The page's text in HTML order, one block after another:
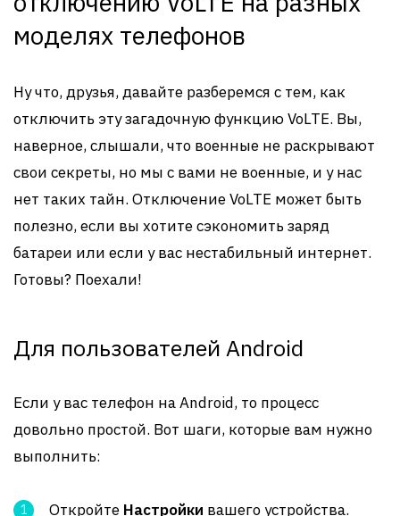
моделях телефонов
Ну что, друзья, давайте разберемся с тем, как
отключить эту загадочную функцию VoLTE. Вы,
наверное, слышали, что военные не раскрывают
свои секреты, но мы с вами не военные, и у нас
нет таких тайн. Отключение VoLTE может быть
полезно, если вы хотите сэкономить заряд
батареи или если у вас нестабильный интернет.
Готовы? Поехали!
Для пользователей Android
Если у вас телефон на Android, то процесс
довольно простой. Вот шаги, которые вам нужно
выполнить:
Откройте Настройки вашего устройства.